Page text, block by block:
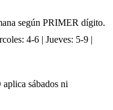
según PRIMER dígito.
4-6 | Jueves: 5-9 |
sábados ni